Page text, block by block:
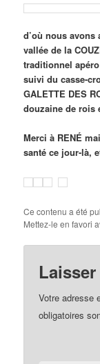
d’où nous
vallée de la
traditionnel
suivi du casse-
GALETTE DES
douzaine de rois
Merci à RENÉ
santé ce jour-là,
Ce contenu a été
Mettez-le en favori
Votre adresse
obligatoires